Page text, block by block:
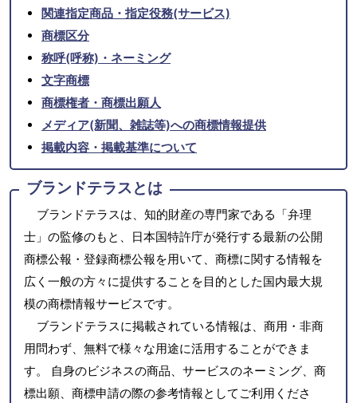
関連指定商品・指定役務(サービス)
商標区分
称呼(呼称)・ネーミング
文字商標
商標権者・商標出願人
メディア(新聞、雑誌等)への商標情報提供
掲載内容・掲載基準について
ブランドテラスとは
ブランドテラスは、知的財産の専門家である「弁理
士」の監修のもと、日本国特許庁が発行する最新の公開
商標公報・登録商標公報を用いて、商標に関する情報を
広く一般の方々に提供することを目的とした国内最大規
模の商標情報サービスです。
ブランドテラスに掲載されている情報は、商用・非商
用問わず、無料で様々な用途に活用することができま
す。 自身のビジネスの商品、サービスのネーミング、商
標出願、商標申請の際の参考情報としてご利用くださ